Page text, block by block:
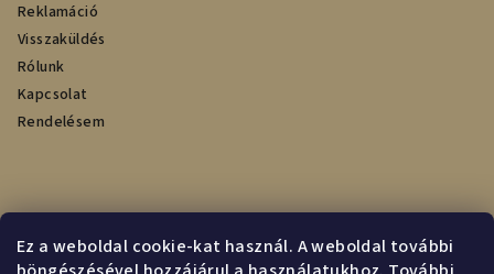
Ez a weboldal cookie-kat használ. A weboldal további
Reklamáció
Visszaküldés
Rólunk
Kapcsolat
Rendelésem
Online fizetési lehetőséget biztosítunk